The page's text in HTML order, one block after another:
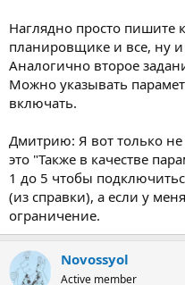
Наглядно просто пишите
планировщике и все, ну
Аналогично второе
Можно указывать
включать.
Дмитрию: Я вот только
это "Также в качестве
1 до 5 чтобы
(из справки), а если у
ограничение.
Novossyol
Active member